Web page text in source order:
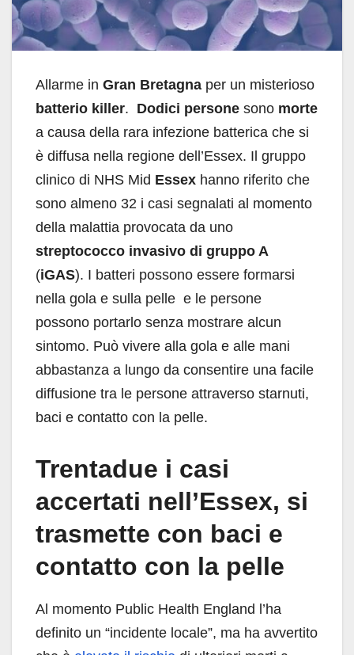
Allarme in Gran Bretagna per un misterioso
batterio killer. Dodici persone sono morte
a causa della rara infezione batterica che si
è diffusa nella regione dell’Essex. Il gruppo
clinico di NHS Mid Essex hanno riferito che
sono almeno 32 i casi segnalati al momento
della malattia provocata da uno
streptococco invasivo di gruppo A
(iGAS). I batteri possono essere formarsi
nella gola e sulla pelle e le persone
possono portarlo senza mostrare alcun
sintomo. Può vivere alla gola e alle mani
abbastanza a lungo da consentire una facile
diffusione tra le persone attraverso starnuti,
baci e contatto con la pelle.
Trentadue i casi
accertati nell’Essex, si
trasmette con baci e
contatto con la pelle
Al momento Public Health England l’ha
definito un “incidente locale”, ma ha avvertito